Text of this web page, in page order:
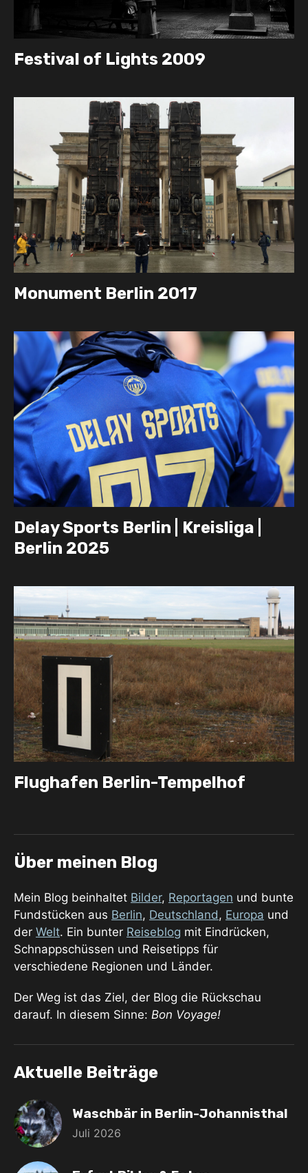
Festival of Lights 2009
Monument Berlin 2017
Delay Sports Berlin | Kreisliga |
Berlin 2025
Flughafen Berlin-Tempelhof
Über meinen Blog
Mein Blog beinhaltet Bilder, Reportagen und bunte
Fundstücken aus Berlin, Deutschland, Europa und
der Welt. Ein bunter Reiseblog mit Eindrücken,
Schnappschüssen und Reisetipps für
verschiedene Regionen und Länder.
Der Weg ist das Ziel, der Blog die Rückschau
darauf. In diesem Sinne: Bon Voyage!
Aktuelle Beiträge
Waschbär in Berlin-Johannisthal
Juli 2026